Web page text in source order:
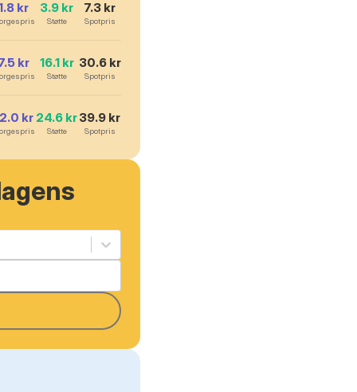
kr 3.9 kr
Støtte
7.3 kr
Spotpris
kr 16.1kr
Støtte
30.6kr
Spotpris
kr 24.6 kr
Støtte
39.9 kr
Spotpris